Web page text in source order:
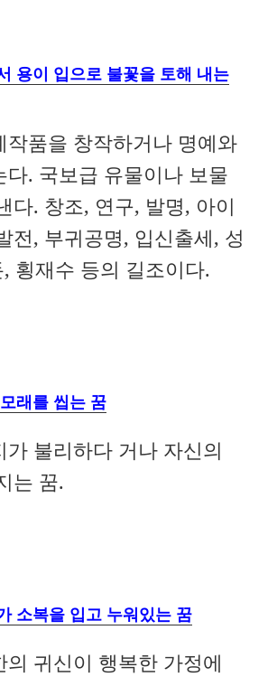
용이 입으로 불꽃을 토해 내는
작품을 창작하거나 명예와
다. 국보급 유물이나 보물
다. 창조, 연구, 발명, 아이
전, 부귀공명, 입신출세, 성
횡재수 등의 길조이다.
래를 씹는 꿈
가 불리하다 거나 자신의
는 꿈.
소복을 입고 누워있는 꿈
의 귀신이 행복한 가정에